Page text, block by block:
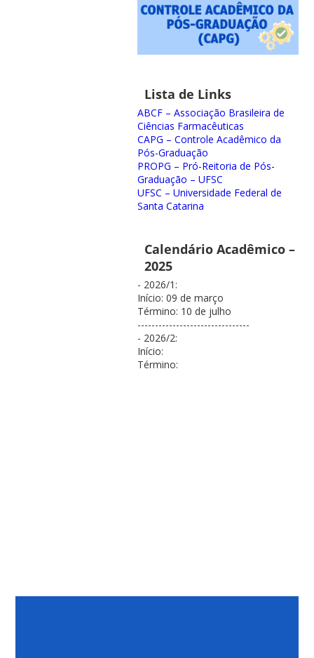
Lista de Links
ABCF – Associação Brasileira de
Ciências Farmacêuticas
CAPG – Controle Acadêmico da
Pós-Graduação
PROPG – Pró-Reitoria de Pós-
Graduação – UFSC
UFSC – Universidade Federal de
Santa Catarina
Calendário Acadêmico –
2025
- 2026/1:
Início: 09 de março
Término: 10 de julho
--------------------------------
- 2026/2:
Início:
Término: